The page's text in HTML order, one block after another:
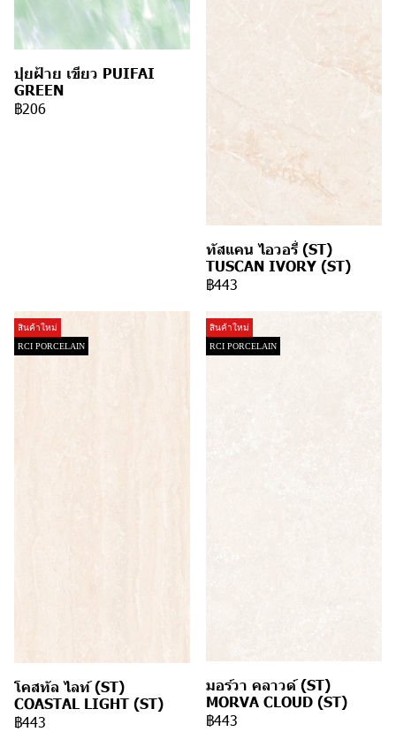
ปุยฝ้าย เขียว PUIFAI
GREEN
฿206
ทัสแคน ไอวอรี่ (ST)
TUSCAN IVORY (ST)
฿443
สินค้าใหม่
RCI PORCELAIN
โคสทัล ไลท์ (ST)
COASTAL LIGHT (ST)
฿443
สินค้าใหม่
RCI PORCELAIN
มอร์วา คลาวด์ (ST)
MORVA CLOUD (ST)
฿443